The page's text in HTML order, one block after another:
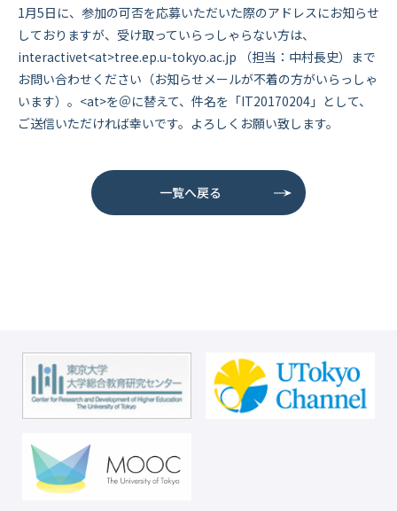
1月5日に、参加の可否を応募いただいた際のアドレスにお知らせ
しておりますが、受け取っていらっしゃらない方は、
interactivet<at>tree.ep.u-tokyo.ac.jp （担当：中村長史）まで
お問い合わせください（お知らせメールが不着の方がいらっしゃ
います）。<at>を＠に替えて、件名を「IT20170204」として、
ご送信いただければ幸いです。よろしくお願い致します。
一覧へ戻る